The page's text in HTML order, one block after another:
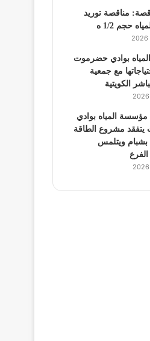
مناقصة توريد
حجم 1/2 ه
بوادي حضرموت
مع جمعية
الكويتية
مؤسسة المياه بوادي
مشروع الطاقة
بشبام ويتلمس
الفرع